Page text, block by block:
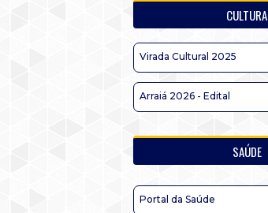
CULTURA
Virada Cultural 2025
Arraiá 2026 - Edital
SAÚDE
Portal da Saúde